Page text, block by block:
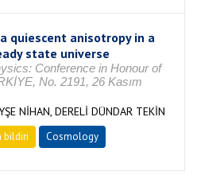
quiescent anisotropy in a
state universe
Conference in Honour of
No. 2191, 26 Kasım
NİHAN, DERELİ DÜNDAR TEKİN
bildiri Cosmology